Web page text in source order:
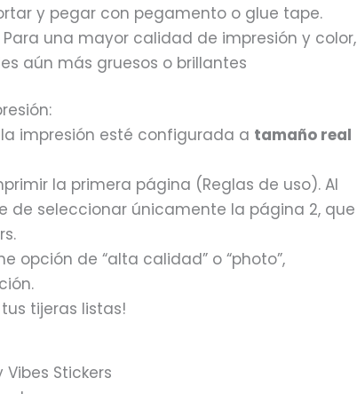
y pegar con pegamento o glue tape.
Para una mayor calidad de impresión y color,
aún más gruesos o brillantes
impresión esté configurada a tamaño real
la primera página (Reglas de uso). Al
de seleccionar únicamente la página 2, que
opción de “alta calidad” o “photo”,
tijeras listas!
Stickers